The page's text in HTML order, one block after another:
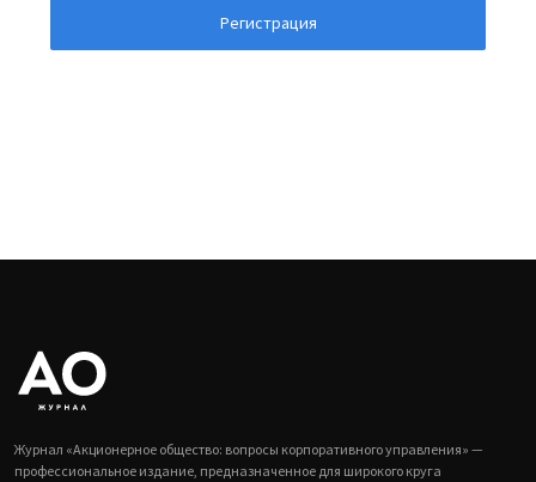
Регистрация
Журнал «Акционерное общество: вопросы корпоративного управления» —
профессиональное издание, предназначенное для широкого круга